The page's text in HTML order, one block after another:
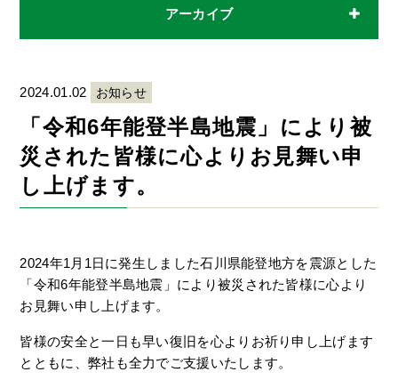
アーカイブ
2024.01.02 お知らせ
「令和6年能登半島地震」により被
災された皆様に心よりお見舞い申
し上げます。
2024年1月1日に発生しました石川県能登地方を震源とした
「令和6年能登半島地震」により被災された皆様に心より
お見舞い申し上げます。
皆様の安全と一日も早い復旧を心よりお祈り申し上げます
とともに、弊社も全力でご支援いたします。